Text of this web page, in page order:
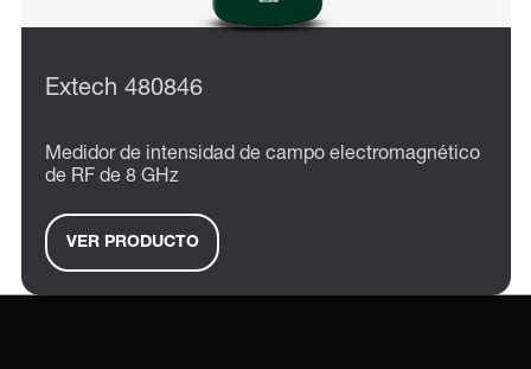
Extech 480846
Medidor de intensidad de campo electromagnético
de RF de 8 GHz
VER PRODUCTO